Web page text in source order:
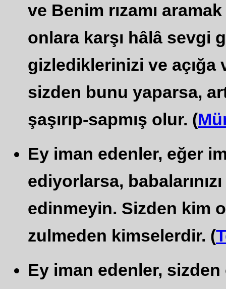
ve Benim rızamı aramak
onlara karşı hâlâ sevgi
gizlediklerinizi ve açığa
sizden bunu yaparsa,
şaşırıp-sapmış olur. (
Ey iman edenler, eğer
ediyorlarsa,
edinmeyin. Sizden kim
zulmeden kimselerdir. (
Ey iman edenler, sizden